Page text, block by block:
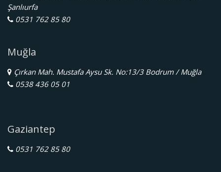
Şanlıurfa
0531 762 85 80
Muğla
Çırkan Mah. Mustafa Aysu Sk. No:13/3 Bodrum / Muğla
0538 436 05 01
Gaziantep
0531 762 85 80